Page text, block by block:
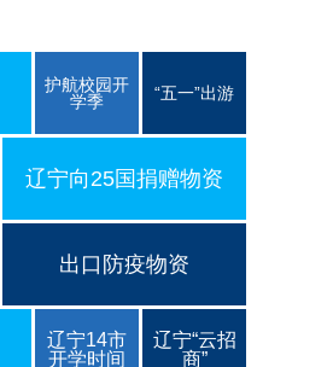
护航校园开
学季
“五一”出游
辽宁向25国捐赠物资
出口防疫物资
辽宁14市
开学时间
辽宁“云招
商”